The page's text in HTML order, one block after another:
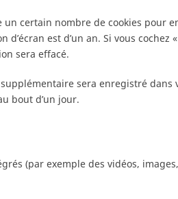
certain nombre de cookies pour
d’écran est d’un an. Si vous
sera effacé.
sera enregistré
bout d’un jour.
(par exemple des vidéos,